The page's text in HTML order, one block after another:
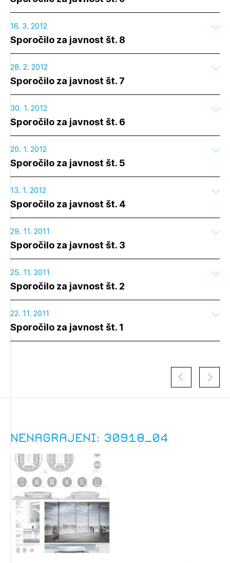
Izbrana vsebina je namenjena le ZAPS
dostopate, se je potrebno prijaviti.
16. 3. 2012
Sporočilo za javnost št. 8
28. 2. 2012
Sporočilo za javnost št. 7
30. 1. 2012
Sporočilo za javnost št. 6
20. 1. 2012
Sporočilo za javnost št. 5
13. 1. 2012
Sporočilo za javnost št. 4
29. 11. 2011
Sporočilo za javnost št. 3
25. 11. 2011
Sporočilo za javnost št. 2
22. 11. 2011
Sporočilo za javnost št. 1
Nenagrajeni: 30918_04